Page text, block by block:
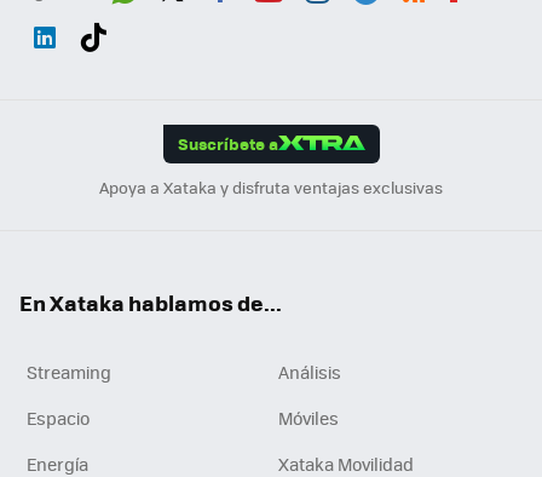
Suscríbete a
Apoya a Xataka y disfruta ventajas exclusivas
En Xataka hablamos de...
Streaming
Análisis
Espacio
Móviles
Energía
Xataka Movilidad